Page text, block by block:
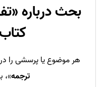
بحث درباره «
هر موضوع یا پرسشی را
ترجمه»،